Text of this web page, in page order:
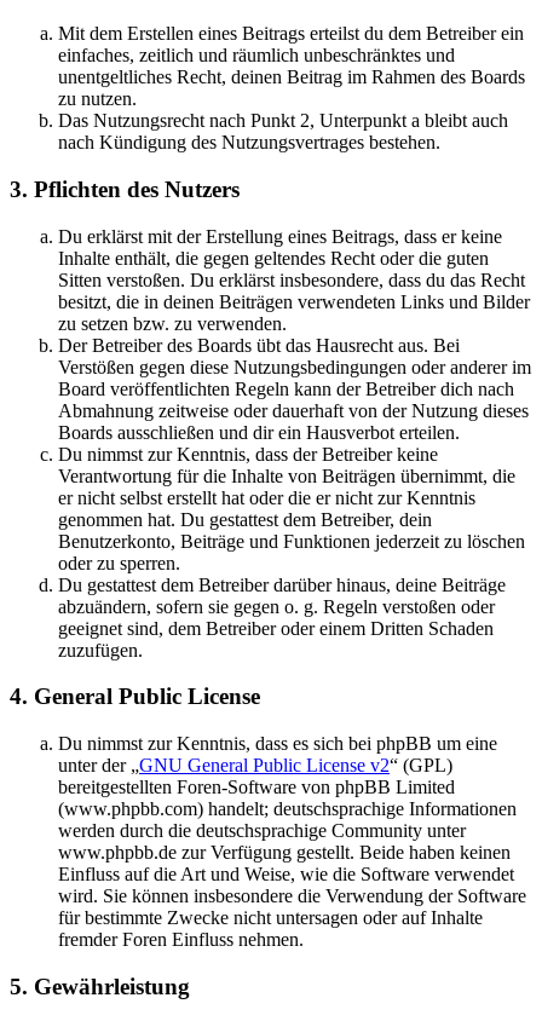
Mit dem Erstellen eines Beitrags erteilst du dem Betreiber ein
einfaches, zeitlich und räumlich unbeschränktes und
unentgeltliches Recht, deinen Beitrag im Rahmen des Boards
zu nutzen.
Das Nutzungsrecht nach Punkt 2, Unterpunkt a bleibt auch
nach Kündigung des Nutzungsvertrages bestehen.
3. Pflichten des Nutzers
Du erklärst mit der Erstellung eines Beitrags, dass er keine
Inhalte enthält, die gegen geltendes Recht oder die guten
Sitten verstoßen. Du erklärst insbesondere, dass du das Recht
besitzt, die in deinen Beiträgen verwendeten Links und Bilder
zu setzen bzw. zu verwenden.
Der Betreiber des Boards übt das Hausrecht aus. Bei
Verstößen gegen diese Nutzungsbedingungen oder anderer im
Board veröffentlichten Regeln kann der Betreiber dich nach
Abmahnung zeitweise oder dauerhaft von der Nutzung dieses
Boards ausschließen und dir ein Hausverbot erteilen.
Du nimmst zur Kenntnis, dass der Betreiber keine
Verantwortung für die Inhalte von Beiträgen übernimmt, die
er nicht selbst erstellt hat oder die er nicht zur Kenntnis
genommen hat. Du gestattest dem Betreiber, dein
Benutzerkonto, Beiträge und Funktionen jederzeit zu löschen
oder zu sperren.
Du gestattest dem Betreiber darüber hinaus, deine Beiträge
abzuändern, sofern sie gegen o. g. Regeln verstoßen oder
geeignet sind, dem Betreiber oder einem Dritten Schaden
zuzufügen.
4. General Public License
Du nimmst zur Kenntnis, dass es sich bei phpBB um eine
unter der „GNU General Public License v2“ (GPL)
bereitgestellten Foren-Software von phpBB Limited
(www.phpbb.com) handelt; deutschsprachige Informationen
werden durch die deutschsprachige Community unter
www.phpbb.de zur Verfügung gestellt. Beide haben keinen
Einfluss auf die Art und Weise, wie die Software verwendet
wird. Sie können insbesondere die Verwendung der Software
für bestimmte Zwecke nicht untersagen oder auf Inhalte
fremder Foren Einfluss nehmen.
5. Gewährleistung